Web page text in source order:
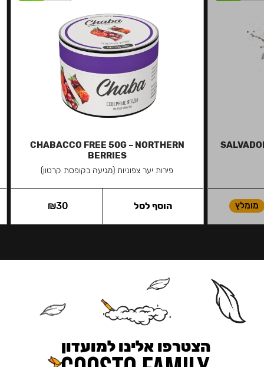
מומלץ
CHABACCO FREE 50G – NORTHERN
BERRIES
פירות יער צפוניות (מגיעה בקופסת קרטון)
₪30 הוסף לסל
הצטרפו אלינו למועדון